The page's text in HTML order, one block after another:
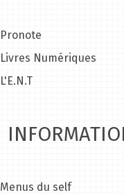
Pronote
Livres Numériques
L'E.N.T
Menus du self